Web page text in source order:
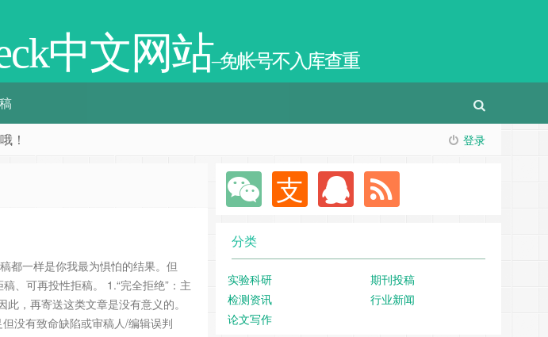
中文网站–免帐号不入库查重
登录
！
都一样是你我最为惧怕的结果。但
、可再投性拒稿。 1.“完全拒绝”：主
，再寄送这类文章是没有意义的。
没有致命缺陷或审稿人/编辑误判
分类
实验科研
期刊投稿
检测资讯
行业新闻
论文写作